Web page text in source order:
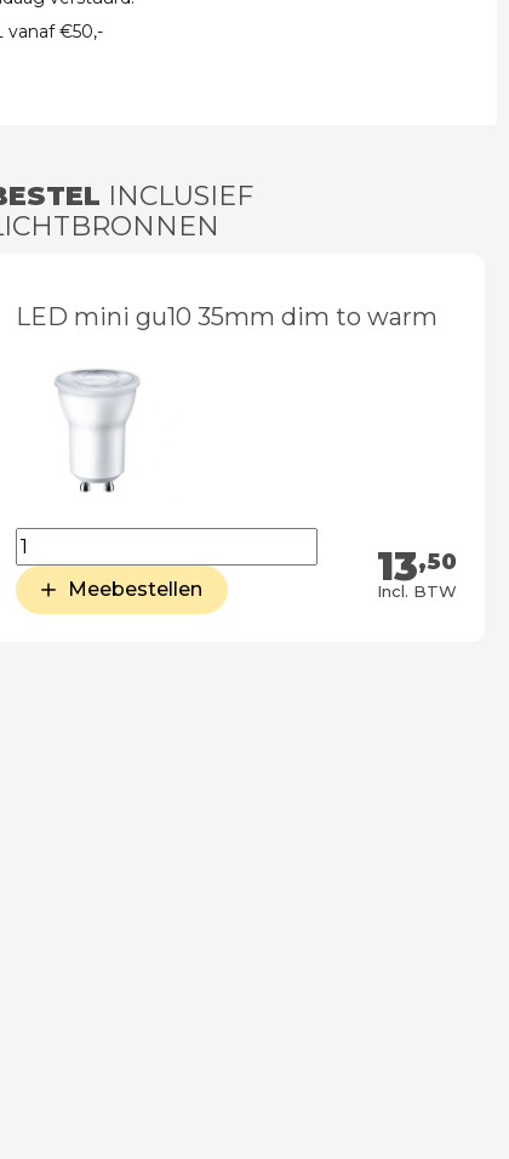
vanaf €50,-
INCLUSIEF
LED mini gu10 35mm dim to warm
13,50
Incl. BTW
Meebestellen